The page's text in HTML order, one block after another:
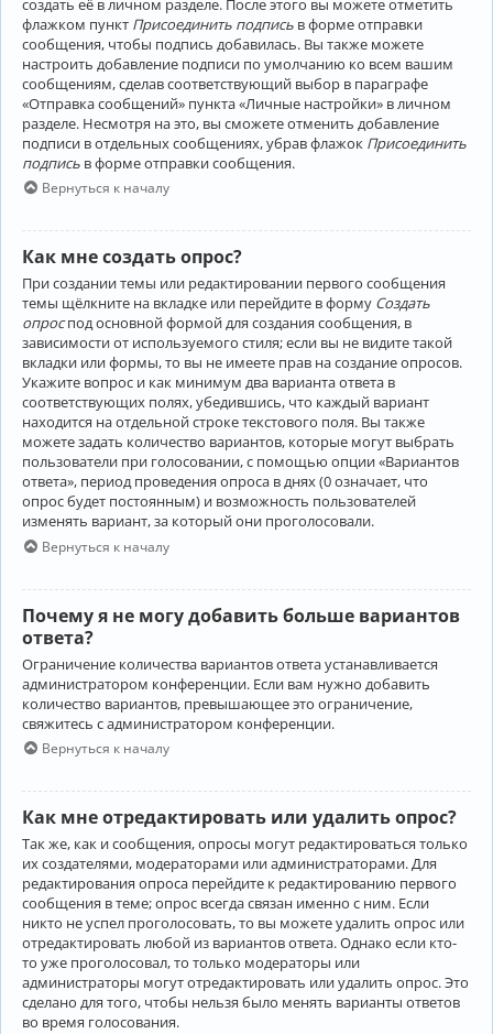
флажком пункт Присоединить подпись в форме отправки
сообщения, чтобы подпись добавилась. Вы также можете
настроить добавление подписи по умолчанию ко всем вашим
сообщениям, сделав соответствующий выбор в параграфе
«Отправка сообщений» пункта «Личные настройки» в личном
разделе. Несмотря на это, вы сможете отменить добавление
подписи в отдельных сообщениях, убрав флажок Присоединить
подпись в форме отправки сообщения.
Вернуться к началу
Как мне создать опрос?
При создании темы или редактировании первого сообщения
темы щёлкните на вкладке или перейдите в форму Создать
опроспод основной формой для создания сообщения, в
зависимости от используемого стиля; если вы не видите такой
вкладки или формы, то вы не имеете прав на создание опросов.
Укажите вопрос и как минимум два варианта ответа в
соответствующих полях, убедившись, что каждый вариант
находится на отдельной строке текстового поля. Вы также
можете задать количество вариантов, которые могут выбрать
пользователи при голосовании, с помощью опции «Вариантов
ответа», период проведения опроса в днях (0 означает, что
опрос будет постоянным) и возможность пользователей
изменять вариант, за который они проголосовали.
Вернуться к началу
Почему я не могу добавить больше вариантов
ответа?
Ограничение количества вариантов ответа устанавливается
администратором конференции. Если вам нужно добавить
количество вариантов, превышающее это ограничение,
свяжитесь с администратором конференции.
Вернуться к началу
Как мне отредактировать или удалить опрос?
Так же, как и сообщения, опросы могут редактироваться только
их создателями, модераторами или администраторами. Для
редактирования опроса перейдите к редактированию первого
сообщения в теме; опрос всегда связан именно с ним. Если
никто не успел проголосовать, то вы можете удалить опрос или
отредактировать любой из вариантов ответа. Однако если кто-
то уже проголосовал, то только модераторы или
администраторы могут отредактировать или удалить опрос. Это
сделано для того, чтобы нельзя было менять варианты ответов
во время голосования.